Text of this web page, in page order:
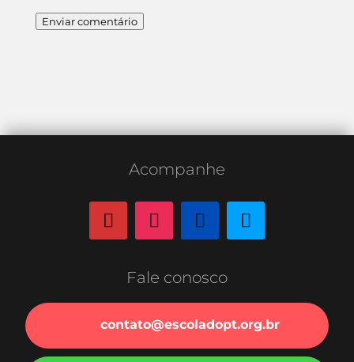
Enviar comentário
Acompanhe
Fale conosco
contato@escoladopt.org.br